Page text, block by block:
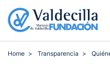
Home Transparencia